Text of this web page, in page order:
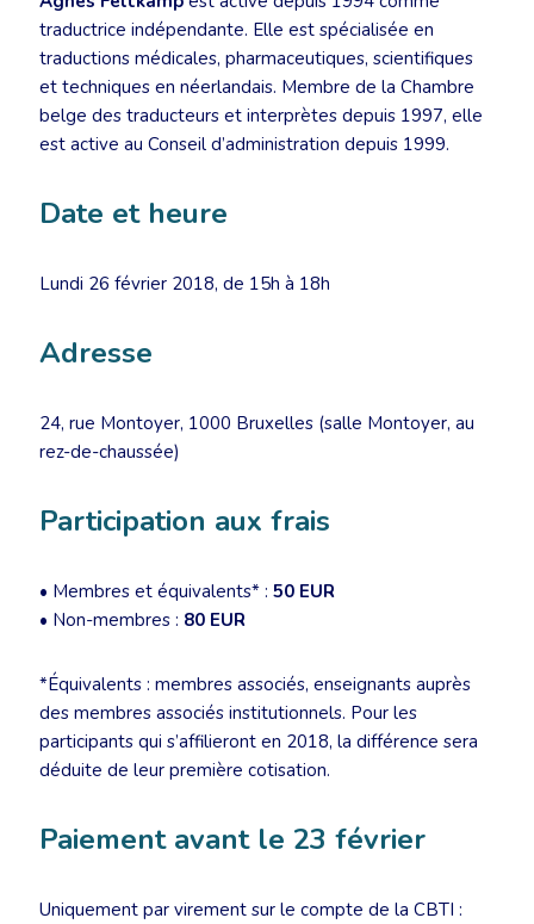
traductrice indépendante. Elle est spécialisée en
traductions médicales, pharmaceutiques, scientifiques
et techniques en néerlandais. Membre de la Chambre
belge des traducteurs et interprètes depuis 1997, elle
est active au Conseil d’administration depuis 1999.
Date et heure
Lundi 26 février 2018, de 15h à 18h
Adresse
24, rue Montoyer, 1000 Bruxelles (salle Montoyer, au
rez-de-chaussée)
Participation aux frais
• Membres et équivalents* : 50 EUR
• Non-membres : 80 EUR
*Équivalents : membres associés, enseignants auprès
des membres associés institutionnels. Pour les
participants qui s’affilieront en 2018, la différence sera
déduite de leur première cotisation.
Paiement avant le 23 février
Uniquement par virement sur le compte de la CBTI :